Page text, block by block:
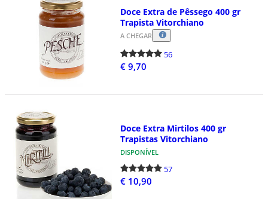
Doce Extra de Pêssego 400 gr
Trapista Vitorchiano
A CHEGAR
56
€ 9,70
Doce Extra Mirtilos 400 gr
Trapistas Vitorchiano
DISPONÍVEL
57
€ 10,90